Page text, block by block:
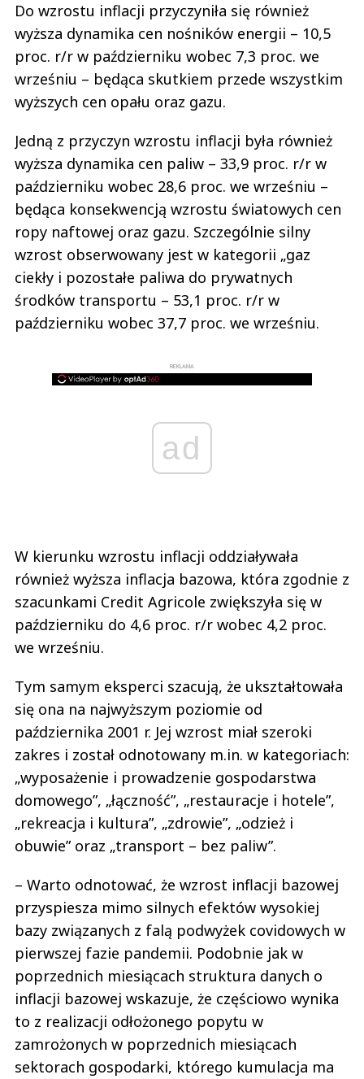
Do wzrostu inflacji przyczyniła się również
wyższa dynamika cen nośników energii – 10,5
proc. r/r w październiku wobec 7,3 proc. we
wrześniu – będąca skutkiem przede wszystkim
wyższych cen opału oraz gazu.
Jedną z przyczyn wzrostu inflacji była również
wyższa dynamika cen paliw – 33,9 proc. r/r w
październiku wobec 28,6 proc. we wrześniu –
będąca konsekwencją wzrostu światowych cen
ropy naftowej oraz gazu. Szczególnie silny
wzrost obserwowany jest w kategorii „gaz
ciekły i pozostałe paliwa do prywatnych
środków transportu – 53,1 proc. r/r w
październiku wobec 37,7 proc. we wrześniu.
REKLAMA
ad
W kierunku wzrostu inflacji oddziaływała
również wyższa inflacja bazowa, która zgodnie z
szacunkami Credit Agricole zwiększyła się w
październiku do 4,6 proc. r/r wobec 4,2 proc.
we wrześniu.
Tym samym eksperci szacują, że ukształtowała
się ona na najwyższym poziomie od
października 2001 r. Jej wzrost miał szeroki
zakres i został odnotowany m.in. w kategoriach:
„wyposażenie i prowadzenie gospodarstwa
domowego”, „łączność”, „restauracje i hotele”,
„rekreacja i kultura”, „zdrowie”, „odzież i
obuwie” oraz „transport – bez paliw”.
– Warto odnotować, że wzrost inflacji bazowej
przyspiesza mimo silnych efektów wysokiej
bazy związanych z falą podwyżek covidowych w
pierwszej fazie pandemii. Podobnie jak w
poprzednich miesiącach struktura danych o
inflacji bazowej wskazuje, że częściowo wynika
to z realizacji odłożonego popytu w
zamrożonych w poprzednich miesiącach
sektorach gospodarki, którego kumulacja ma